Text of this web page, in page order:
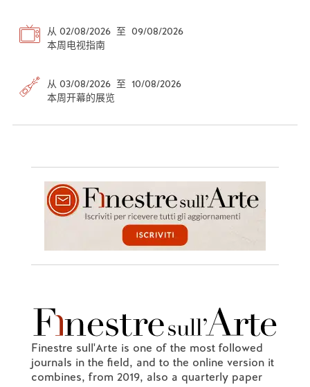
从 02/08/2026 至 09/08/2026
本周电视指南
从 03/08/2026 至 10/08/2026
本周开幕的展览
Finestre sull'Arte is one of the most followed
journals in the field, and to the online version it
combines, from 2019, also a quarterly paper